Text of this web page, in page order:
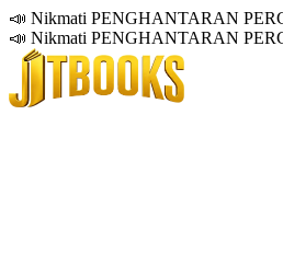
📣 Nikmati PENGHANTARAN
📣 Nikmati PENGHANTARAN